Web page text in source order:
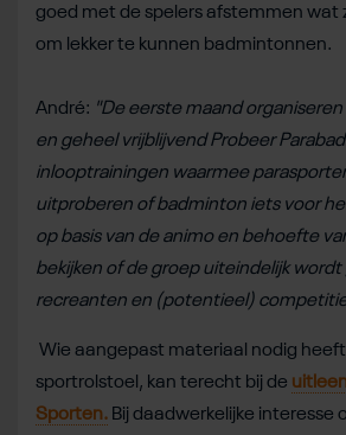
goed met de spelers afstemmen wat
om lekker te kunnen badmintonnen.
André: "De eerste maand
en geheel vrijblijvend Probeer
inlooptrainingen waarmee
uitproberen of badminton iets voor
op basis van de animo en behoefte
bekijken of de groep uiteindelijk
recreanten en (potentieel)
Wie aangepast materiaal nodig
sportrolstoel, kan terecht bij de
Sporten. Bij daadwerkelijke interesse